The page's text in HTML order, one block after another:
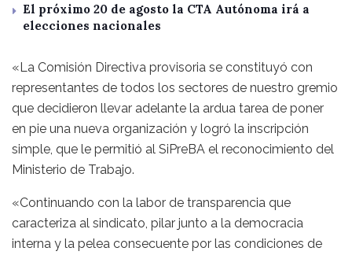
El próximo 20 de agosto la CTA Autónoma irá a
elecciones nacionales
«La Comisión Directiva provisoria se constituyó con
representantes de todos los sectores de nuestro gremio
que decidieron llevar adelante la ardua tarea de poner
en pie una nueva organización y logró la inscripción
simple, que le permitió al SiPreBA el reconocimiento del
Ministerio de Trabajo.
«Continuando con la labor de transparencia que
caracteriza al sindicato, pilar junto a la democracia
interna y la pelea consecuente por las condiciones de